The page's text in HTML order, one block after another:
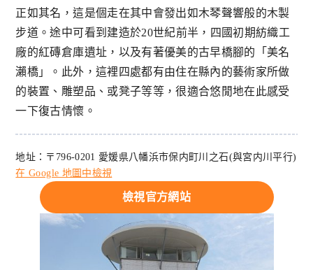
正如其名，這是個走在其中會發出如木琴聲響般的木製
步道。途中可看到建造於20世紀前半，四國初期紡織工
廠的紅磚倉庫遺址，以及有著優美的古早橋腳的「美名
瀨橋」。此外，這裡四處都有由住在縣內的藝術家所做
的裝置、雕塑品、或凳子等等，很適合悠閒地在此感受
一下復古情懷。
地址：〒796-0201 愛媛県八幡浜市保内町川之石(與宮内川平行)
在 Google 地圖中檢視
檢視官方網站